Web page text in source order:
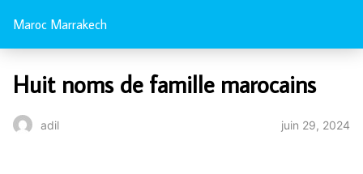
Maroc Marrakech
Huit noms de famille marocains
adil juin 29, 2024